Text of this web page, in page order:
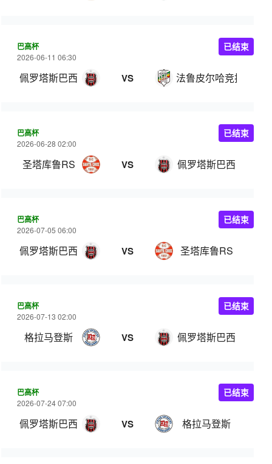
巴高杯
2026-06-11 06:30
佩罗塔斯巴西 VS 法鲁皮尔哈竞技
已结束
巴高杯
2026-06-28 02:00
圣塔库鲁RS VS 佩罗塔斯巴西
已结束
巴高杯
2026-07-05 06:00
佩罗塔斯巴西 VS 圣塔库鲁RS
已结束
巴高杯
2026-07-13 02:00
格拉马登斯 VS 佩罗塔斯巴西
已结束
巴高杯
2026-07-24 07:00
佩罗塔斯巴西 VS 格拉马登斯
已结束